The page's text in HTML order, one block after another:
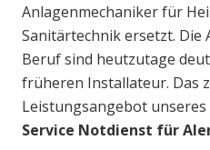
Anlagenmechaniker für
Sanitärtechnik ersetzt. Die
Beruf sind heutzutage
früheren Installateur. Das
Leistungsangebot
Service Notdienst für